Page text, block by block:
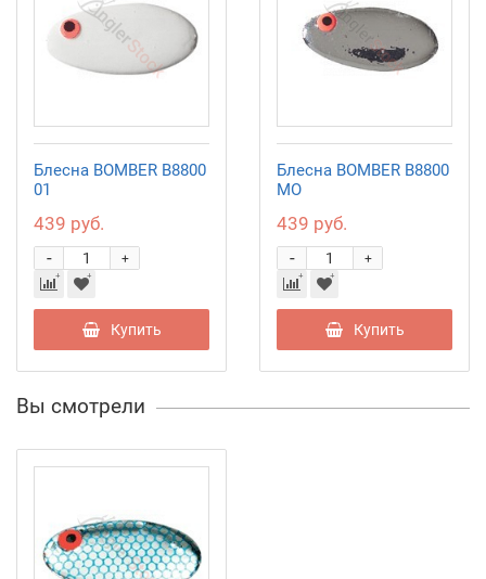
Блесна BOMBER B8800
01
439 руб.
+
-
Купить
Блесна BOMBER B8800
MO
439 руб.
+
-
Купить
Вы смотрели